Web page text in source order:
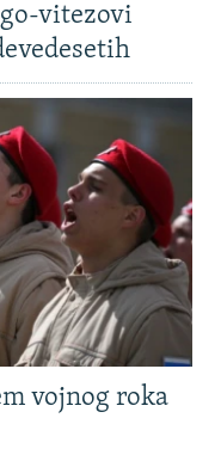
vitezovi
vojnog roka